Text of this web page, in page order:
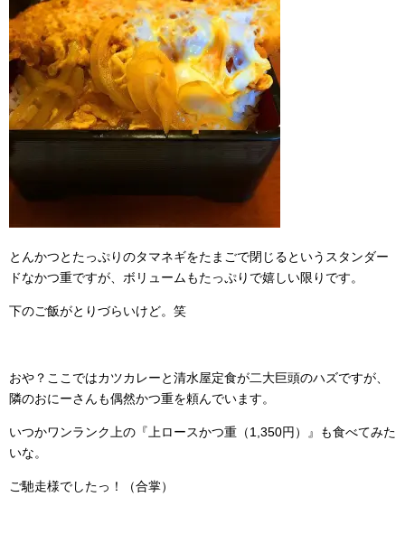
とんかつとたっぷりのタマネギをたまごで閉じるというスタンダー
ドなかつ重ですが、ボリュームもたっぷりで嬉しい限りです。
下のご飯がとりづらいけど。笑
おや？ここではカツカレーと清水屋定食が二大巨頭のハズですが、
隣のおにーさんも偶然かつ重を頼んでいます。
いつかワンランク上の『上ロースかつ重（1,350円）』も食べてみた
いな。
ご馳走様でしたっ！（合掌）